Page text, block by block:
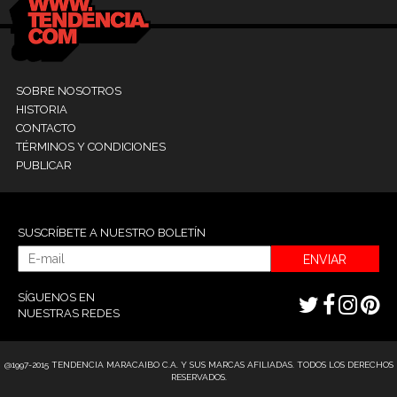
SOBRE NOSOTROS
HISTORIA
CONTACTO
TÉRMINOS Y CONDICIONES
PUBLICAR
SUSCRÍBETE A NUESTRO BOLETÍN
ENVIAR
SÍGUENOS EN
NUESTRAS REDES
@1997-2015 TENDENCIA MARACAIBO C.A. Y SUS MARCAS AFILIADAS. TODOS LOS DERECHOS
RESERVADOS.